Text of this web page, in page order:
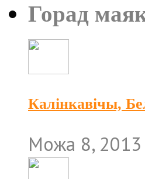
Горад
Калінкавічы,
Можа 8, 2013